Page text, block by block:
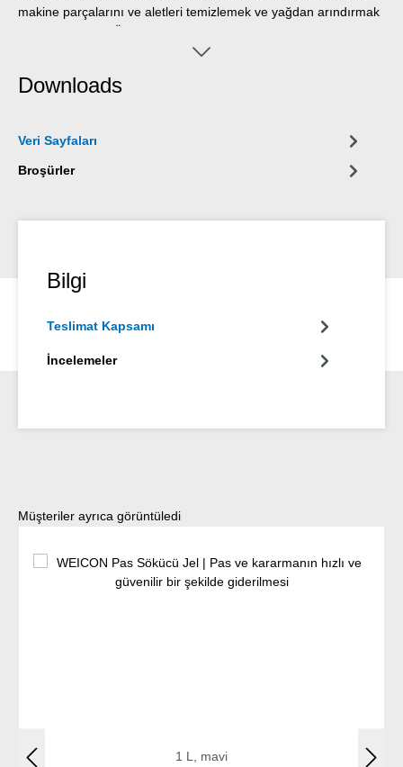
makine parçalarını ve aletleri temizlemek ve yağdan arındırmak
özel aktif bileşen formülü, silikonlu köpük kesici içermez, yeniden
temizlenmesine büyük bir katkı sağlar.
Downloads
Veri Sayfaları
Broşürler
Bilgi
Teslimat Kapsamı
İncelemeler
Ürün galerisini atla
Müşteriler ayrıca görüntüledi
1 L, mavi